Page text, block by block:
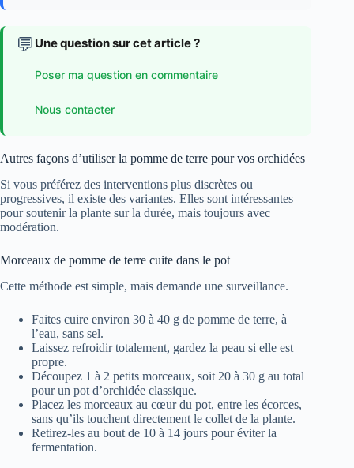
💬 Une question sur cet article ?
Poser ma question en commentaire
Nous contacter
Autres façons d’utiliser la pomme de terre pour vos orchidées
Si vous préférez des interventions plus discrètes ou
progressives, il existe des variantes. Elles sont intéressantes
pour soutenir la plante sur la durée, mais toujours avec
modération.
Morceaux de pomme de terre cuite dans le pot
Cette méthode est simple, mais demande une surveillance.
Faites cuire environ 30 à 40 g de pomme de terre, à
l’eau, sans sel.
Laissez refroidir totalement, gardez la peau si elle est
propre.
Découpez 1 à 2 petits morceaux, soit 20 à 30 g au total
pour un pot d’orchidée classique.
Placez les morceaux au cœur du pot, entre les écorces,
sans qu’ils touchent directement le collet de la plante.
Retirez-les au bout de 10 à 14 jours pour éviter la
fermentation.